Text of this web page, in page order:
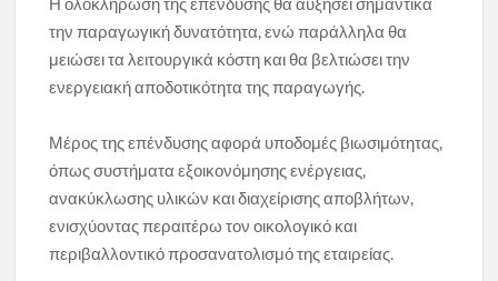
την παραγωγική δυνατότητα, ενώ παράλληλα θα
μειώσει τα λειτουργικά κόστη και θα βελτιώσει την
ενεργειακή αποδοτικότητα της παραγωγής.
Μέρος της επένδυσης αφορά υποδομές βιωσιμότητας,
όπως συστήματα εξοικονόμησης ενέργειας,
ανακύκλωσης υλικών και διαχείρισης αποβλήτων,
ενισχύοντας περαιτέρω τον οικολογικό και
περιβαλλοντικό προσανατολισμό της εταιρείας.